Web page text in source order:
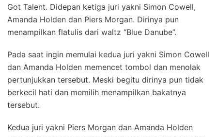
Got Talent. Didepan ketiga juri yakni Simon Cowell,
Amanda Holden dan Piers Morgan. Dirinya pun
menampilkan flatulis dari waltz “Blue Danube”.
Pada saat ingin memulai kedua juri yakni Simon Cowell
dan Amanda Holden memencet tombol dan menolak
pertunjukkan tersebut. Meski begitu dirinya pun tidak
berkecil hati dan memilih menampilkan bakatnya
tersebut.
Kedua juri yakni Piers Morgan dan Amanda Holden